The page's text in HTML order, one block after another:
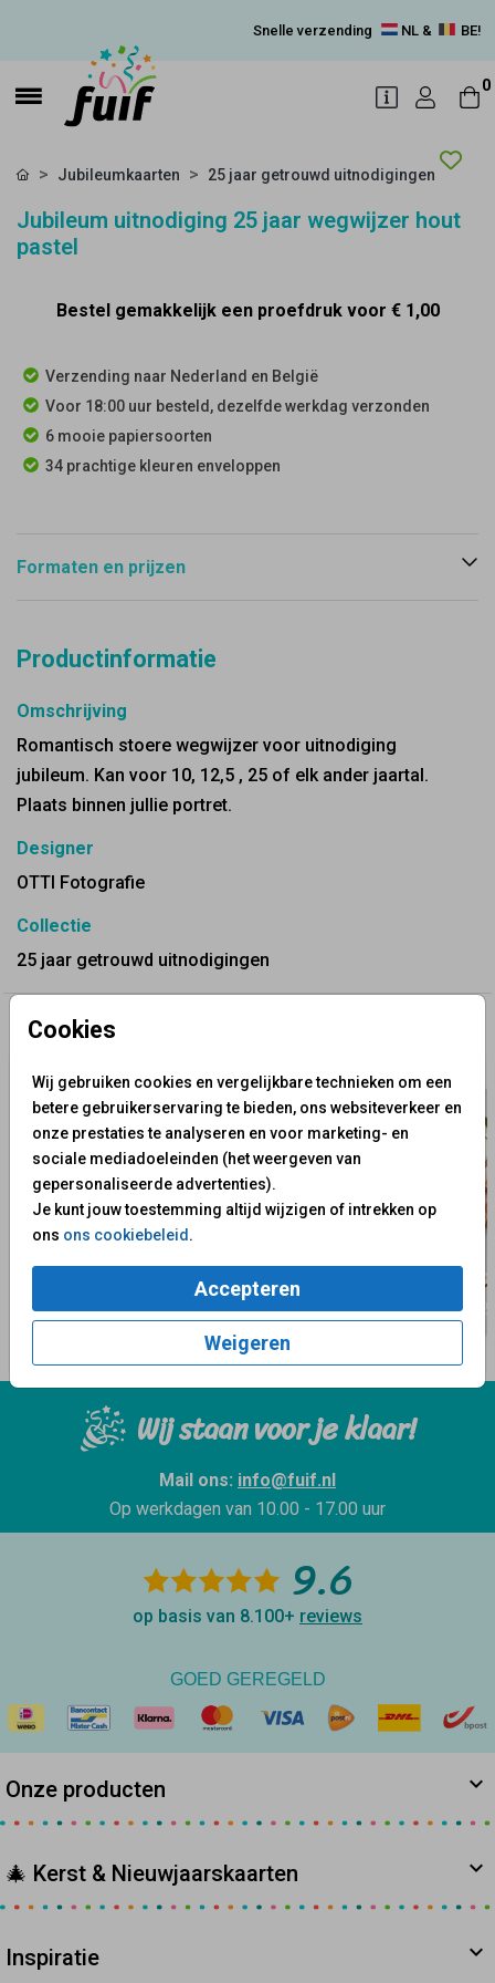
Snelle verzending NL & BE!
0
Cookies
Wij gebruiken cookies en vergelijkbare technieken om een
betere gebruikerservaring te bieden, ons websiteverkeer en
onze prestaties te analyseren en voor marketing- en
sociale mediadoeleinden (het weergeven van
gepersonaliseerde advertenties).
Je kunt jouw toestemming altijd wijzigen of intrekken op
ons ons cookiebeleid.
Accepteren
Weigeren
Jubileumkaarten 25 jaar getrouwd uitnodigingen
Jubileum uitnodiging 25 jaar wegwijzer hout
pastel
Bestel gemakkelijk een proefdruk voor € 1,00
Verzending naar Nederland en België
Voor 18:00 uur besteld, dezelfde werkdag verzonden
6 mooie papiersoorten
34 prachtige kleuren enveloppen
Formaten en prijzen
Productinformatie
Omschrijving
Romantisch stoere wegwijzer voor uitnodiging
jubileum. Kan voor 10, 12,5 , 25 of elk ander jaartal.
Plaats binnen jullie portret.
Designer
OTTI Fotografie
Collectie
25 jaar getrouwd uitnodigingen
✨ Deze ontwerpen vind je misschien ook leuk
Wij staan voor je klaar!
Mail ons: info@fuif.nl
Op werkdagen van 10.00 - 17.00 uur
9.6
op basis van 8.100+ reviews
GOED GEREGELD
Onze producten
🎄 Kerst & Nieuwjaarskaarten
Inspiratie